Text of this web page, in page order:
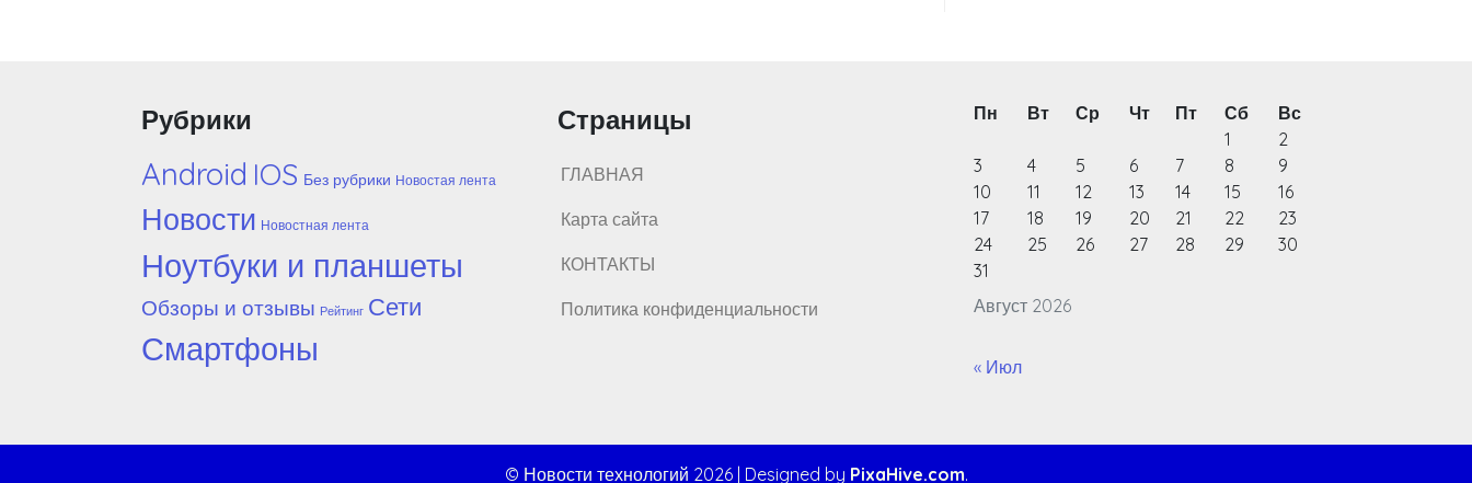
Рубрики
Android IOS Без рубрики Новостая лента
Новости Новостная лента
Ноутбуки и планшеты
Обзоры и отзывы Рейтинг Сети
Смартфоны
Страницы
ГЛАВНАЯ
Карта сайта
КОНТАКТЫ
Политика конфиденциальности Август 2026
Пн Вт Ср Чт Пт Сб
Вс
1
2
3
4 5 6 7 8
9
10
11 12 13 14 15
16
17
18 19 20 21 22
23
24
25 26 27 28 29
30
31
« Июл
© Новости технологий 2026 Designed by PixaHive.com.